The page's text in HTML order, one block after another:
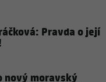
Pravda o její
nový moravský